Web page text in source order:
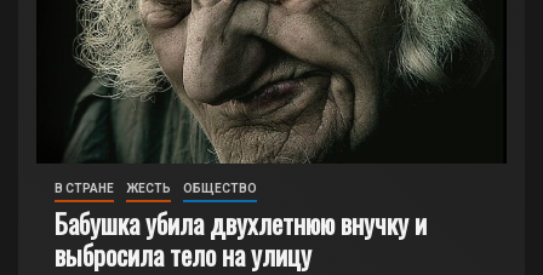
В СТРАНЕ ЖЕСТЬ ОБЩЕСТВО
Бабушка убила двухлетнюю внучку и
выбросила тело на улицу